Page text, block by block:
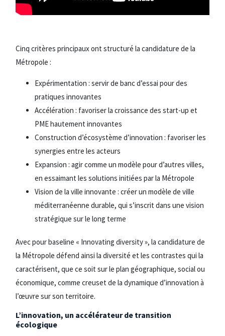
Cinq critères principaux ont structuré la candidature de la
Métropole :
Expérimentation : servir de banc d’essai pour des
pratiques innovantes
Accélération : favoriser la croissance des start-up et
PME hautement innovantes
Construction d’écosystème d’innovation : favoriser les
synergies entre les acteurs
Expansion : agir comme un modèle pour d’autres villes,
en essaimant les solutions initiées par la Métropole
Vision de la ville innovante : créer un modèle de ville
méditerranéenne durable, qui s’inscrit dans une vision
stratégique sur le long terme
Avec pour baseline « Innovating diversity », la candidature de
la Métropole défend ainsi la diversité et les contrastes qui la
caractérisent, que ce soit sur le plan géographique, social ou
économique, comme creuset de la dynamique d’innovation à
l’œuvre sur son territoire.
L’innovation, un accélérateur de transition
écologique